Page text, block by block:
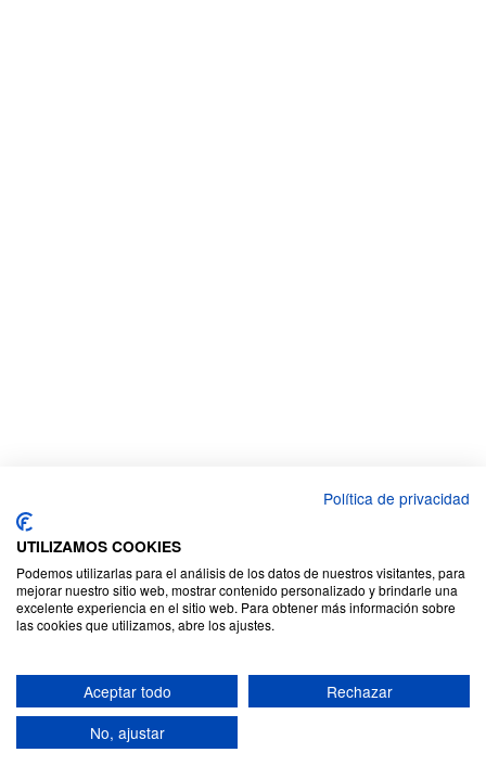
Política de privacidad
UTILIZAMOS COOKIES
Podemos utilizarlas para el análisis de los datos de nuestros visitantes, para
mejorar nuestro sitio web, mostrar contenido personalizado y brindarle una
excelente experiencia en el sitio web. Para obtener más información sobre
las cookies que utilizamos, abre los ajustes.
Aceptar todo
Rechazar
No, ajustar